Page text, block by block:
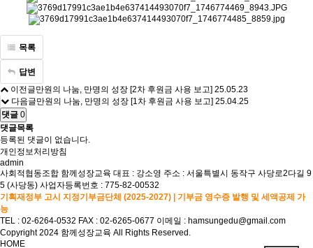
목록
답변
이전글만원의 나눔, 만명의 성장 [2차 후원금 사용 보고] 25.05.23
다음글만원의 나눔, 만명의 성장 [1차 후원금 사용 보고] 25.04.25
댓글 0
댓글목록
등록된 댓글이 없습니다.
개인정보처리방침
admin
사회적협동조합 함께성장교육 대표 : 강소영 주소 : 서울특별시 동작구 사당로2다길 9
5 (사당동) 사업자등록번호 : 775-82-00532
기획재정부 고시 지정기부금단체 (2025-2027) | 기부금 영수증 발행 및 세액공제 가
능
TEL : 02-6264-0532 FAX : 02-6265-0677 이메일 : hamsungedu@gmail.com
Copyright 2024 함께성장교육 All Rights Reserved.
HOME